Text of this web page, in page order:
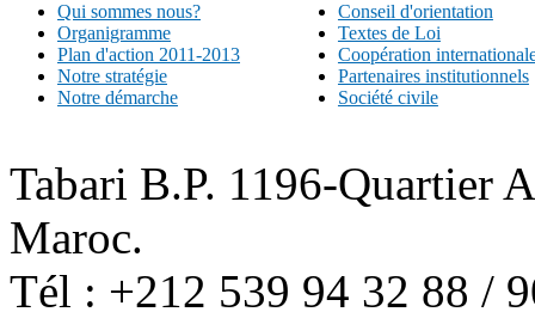
Qui sommes nous?
Organigramme
Plan d'action 2011-2013
Notre stratégie
Notre démarche
Conseil d'orientation
Textes de Loi
Coopération
Partenaires institutionnels
Société civile
Tabari B.P. 1196-Quartier
Maroc.
Tél : +212 539 94 32 88 /